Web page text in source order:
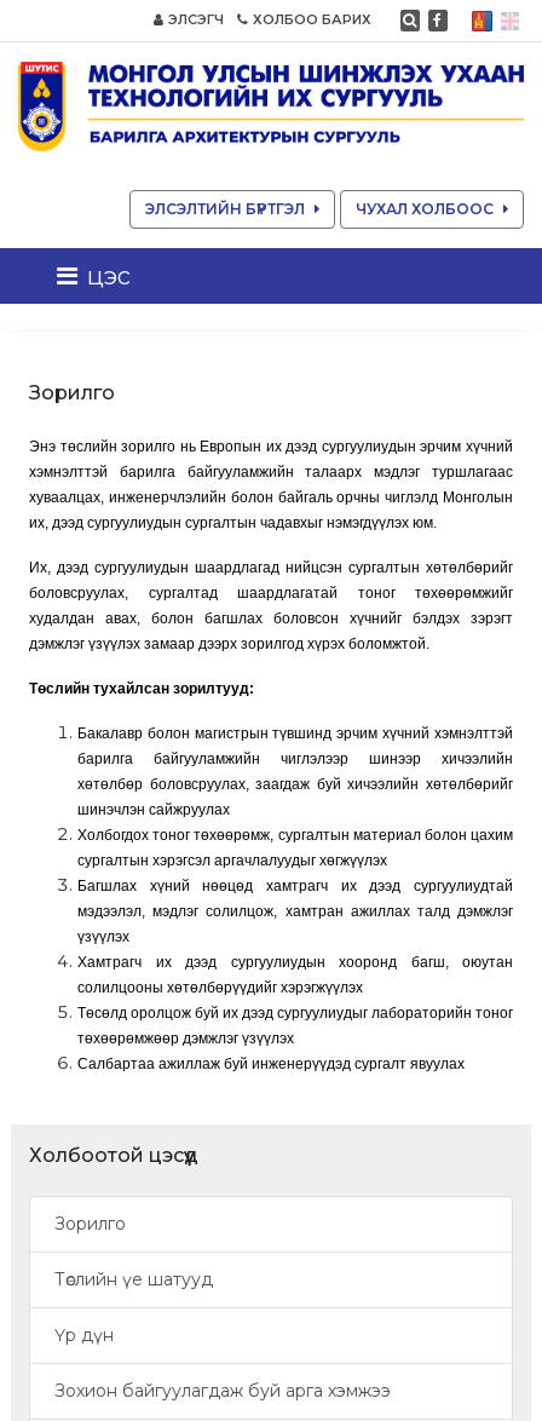
ЭЛСЭГЧ ХОЛБОО БАРИХ
ЭЛСЭЛТИЙН БҮРТГЭЛ ЧУХАЛ ХОЛБООС
цэс
Зорилго
Энэ төслийн зорилго нь Европын их дээд сургуулиудын эрчим хүчний
хэмнэлттэй барилга байгууламжийн талаарх мэдлэг туршлагaaс
хуваалцах, инженерчлэлийн болон байгаль орчны чиглэлд Монголын
их, дээд сургуулиудын сургалтын чадавхыг нэмэгдүүлэх юм.
Их, дээд сургуулиудын шаардлагад нийцсэн сургалтын хөтөлбөрийг
боловсруулах, сургалтад шаардлагатай тоног төхөөрөмжийг
худалдан авах, болон багшлах боловсон хүчнийг бэлдэх зэрэгт
дэмжлэг үзүүлэх замаар дээрх зорилгод хүрэх боломжтой.
Төслийн тухайлсан зорилтууд:
Бакалавр болон магистрын түвшинд эрчим хүчний хэмнэлттэй
барилга байгууламжийн чиглэлээр шинээр хичээлийн
хөтөлбөр боловсруулах, заагдаж буй хичээлийн хөтөлбөрийг
шинэчлэн сайжруулах
Холбогдох тоног төхөөрөмж, сургалтын материал болон цахим
сургалтын хэрэгсэл аргачлалуудыг хөгжүүлэх
Багшлах хүний нөөцөд хамтрагч их дээд сургуулиудтай
мэдээлэл, мэдлэг солилцож, хамтран ажиллах талд дэмжлэг
үзүүлэх
Хамтрагч их дээд сургуулиудын хооронд багш, оюутан
солилцооны хөтөлбөрүүдийг хэрэгжүүлэх
Төсөлд оролцож буй их дээд сургуулиудыг лабораторийн тоног
төхөөрөмжөөр дэмжлэг үзүүлэх
Салбартаа ажиллаж буй инженерүүдэд сургалт явуулах
Холбоотой цэсүүд
Зорилго
Төслийн үе шатууд
Үр дүн
Зохион байгуулагдаж буй арга хэмжээ